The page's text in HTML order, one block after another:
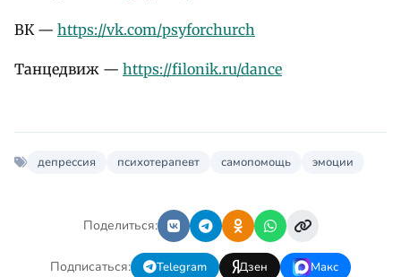
ВК — https://vk.com/psyforchurch
Танцедвиж — https://filonik.ru/dance
депрессия психотерапевт самопомощь эмоции
Поделиться:
Подписаться: Telegram Дзен Макс